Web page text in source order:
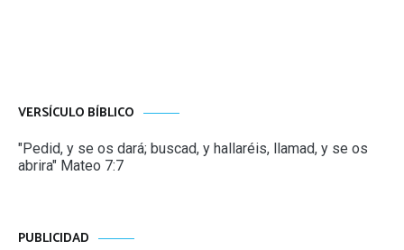
VERSÍCULO BÍBLICO
"Pedid, y se os dará; buscad, y hallaréis, llamad, y se os
abrira" Mateo 7:7
PUBLICIDAD